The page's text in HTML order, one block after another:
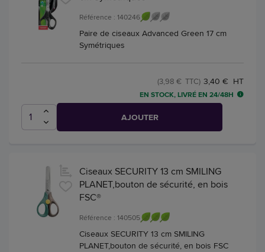
Référence : 140246
Paire de ciseaux Advanced Green 17 cm
Symétriques
3,40 € HT
(3,98 € TTC)
EN STOCK, LIVRÉ EN 24/48H
AJOUTER
Ciseaux SECURITY 13 cm SMILING
PLANET,bouton de sécurité, en bois
FSC®
Référence : 140505
Ciseaux SECURITY 13 cm SMILING
PLANET,bouton de sécurité, en bois FSC